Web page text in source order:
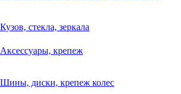
Кузов, стекла, зеркала
Аксессуары, крепеж
Шины, диски, крепеж колес